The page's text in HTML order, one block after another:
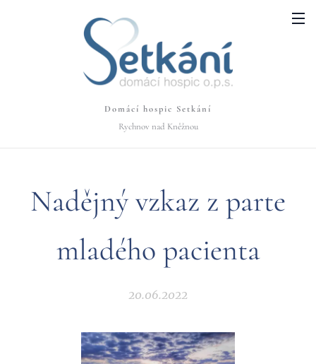
Domácí hospic Setkání
Rychnov nad Kněžnou
Nadějný vzkaz z parte
mladého pacienta
20.06.2022